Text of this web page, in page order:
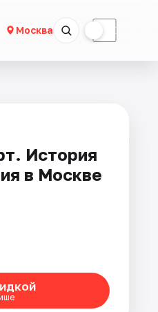
Москва ☾
История
в Москве